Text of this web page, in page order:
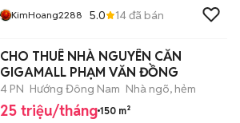
KimHoang2288 5.0 14đã bán
CHO THUÊ NHÀ NGUYÊN CĂN
GIGAMALL PHẠM VĂN ĐỒNG
4 PN Hướng Đông Nam Nhà ngõ, hẻm
25 triệu/tháng 150 m²